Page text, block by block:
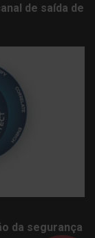
de saída de
da segurança